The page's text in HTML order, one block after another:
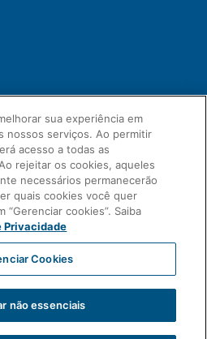
da Infância
2025
Salarial
Privacidade
Cultura
sua experiência em
nossos serviços. Ao permitir
acesso a todas as
rejeitar os cookies, aqueles
necessários permanecerão
quais cookies você quer
cookies”. Saiba
Privacidade
Cookies
não essenciais